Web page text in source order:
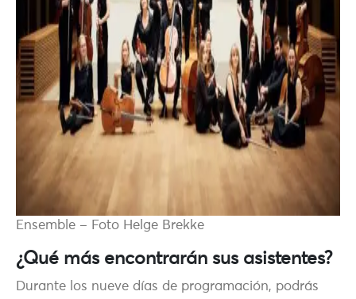
Ensemble – Foto Helge Brekke
¿Qué más encontrarán sus asistentes?
Durante los nueve días de programación, podrás